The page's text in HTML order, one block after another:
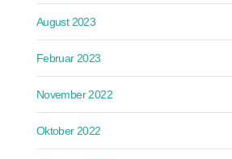
August 2023
Februar 2023
November 2022
Oktober 2022